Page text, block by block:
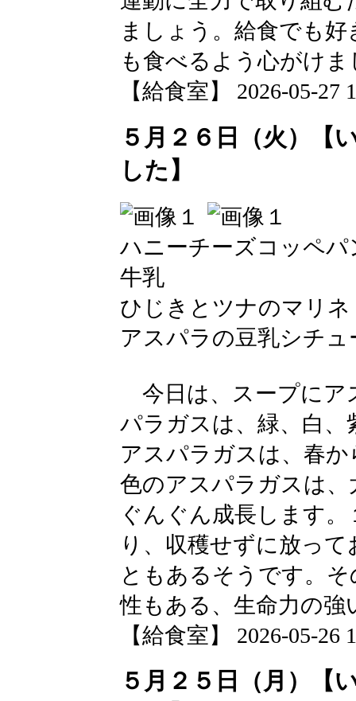
ましょう。給食でも
も食べるよう心がけ
【給食室】 2026-05-27
５月２６日（火）【
した】
ハニーチーズコッペパ
牛乳
ひじきとツナのマリネ
アスパラの豆乳シチュ
今日は、スープにア
パラガスは、緑、白
アスパラガスは、春
色のアスパラガスは
ぐんぐん成長します
り、収穫せずに放っ
ともあるそうです。
性もある、生命力の強
【給食室】 2026-05-26
５月２５日（月）【